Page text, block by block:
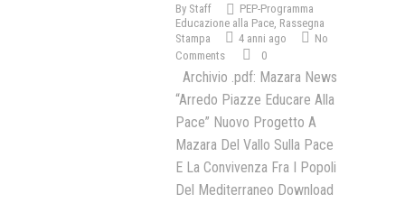
By Staff
PEP-Programma
Educazione alla Pace, Rassegna
Stampa
4 anni ago
No
Comments
0
Archivio .pdf: Mazara News
“Arredo Piazze Educare Alla
Pace” Nuovo Progetto A
Mazara Del Vallo Sulla Pace
E La Convivenza Fra I Popoli
Del Mediterraneo Download